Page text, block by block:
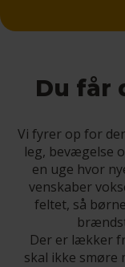
Du får
Vi fyrer op for
leg, bevægelse
en uge hvor
venskaber
feltet, så
Der er lækker
skal ikke smøre